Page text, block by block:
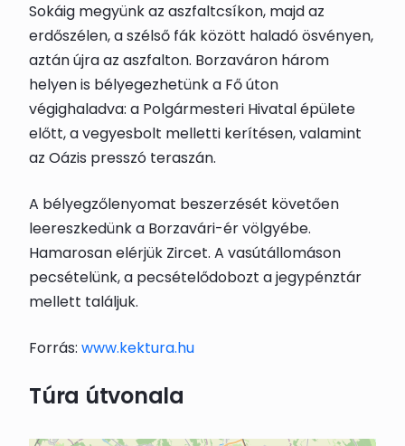
Sokáig megyünk az aszfaltcsíkon, majd az
erdőszélen, a szélső fák között haladó ösvényen,
aztán újra az aszfalton. Borzaváron három
helyen is bélyegezhetünka Fő úton
végighaladva: a Polgármesteri Hivatal épülete
előtt, a vegyesbolt melletti kerítésen, valamint
az Oázis presszó teraszán.
A bélyegzőlenyomat beszerzését követően
leereszkedünk a Borzavári-ér völgyébe.
Hamarosan elérjük Zircet. A vasútállomáson
pecsételünk, a pecsételődobozt a jegypénztár
mellett találjuk.
Forrás: www.kektura.hu
Túra útvonala